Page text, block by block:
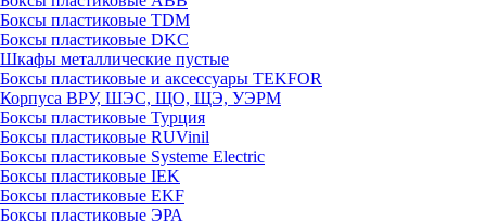
Боксы пластиковые TDM
Боксы пластиковые DKC
Шкафы металлические пустые
Боксы пластиковые и аксессуары TEKFOR
Корпуса ВРУ, ШЭС, ЩО, ЩЭ, УЭРМ
Боксы пластиковые Турция
Боксы пластиковые RUVinil
Боксы пластиковые Systeme Electric
Боксы пластиковые IEK
Боксы пластиковые EKF
Боксы пластиковые ЭРА